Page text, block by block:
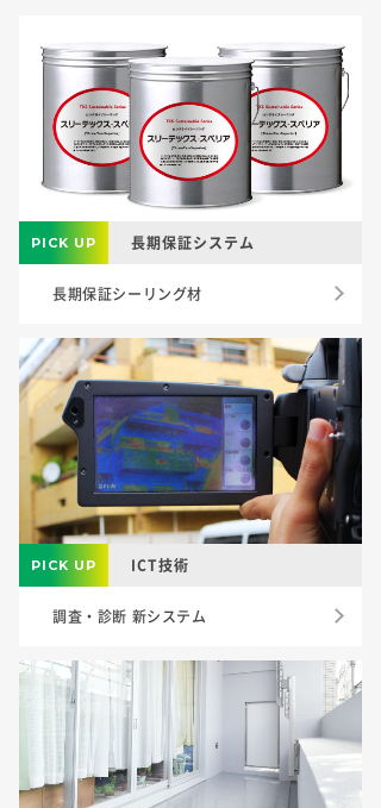
長期保証システム
長期保証シーリング材
ICT技術
調査・診断 新システム